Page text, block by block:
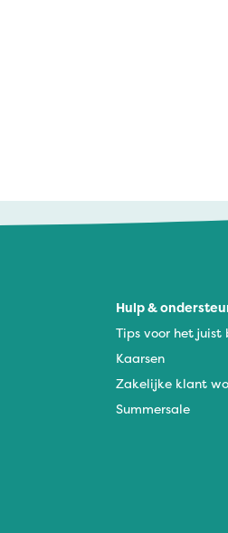
Hulp &
Tips voor het juist
Kaarsen
Zakelijke klant
Summersale